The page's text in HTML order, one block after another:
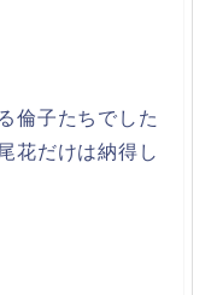
倫子たちでした
花だけは納得し